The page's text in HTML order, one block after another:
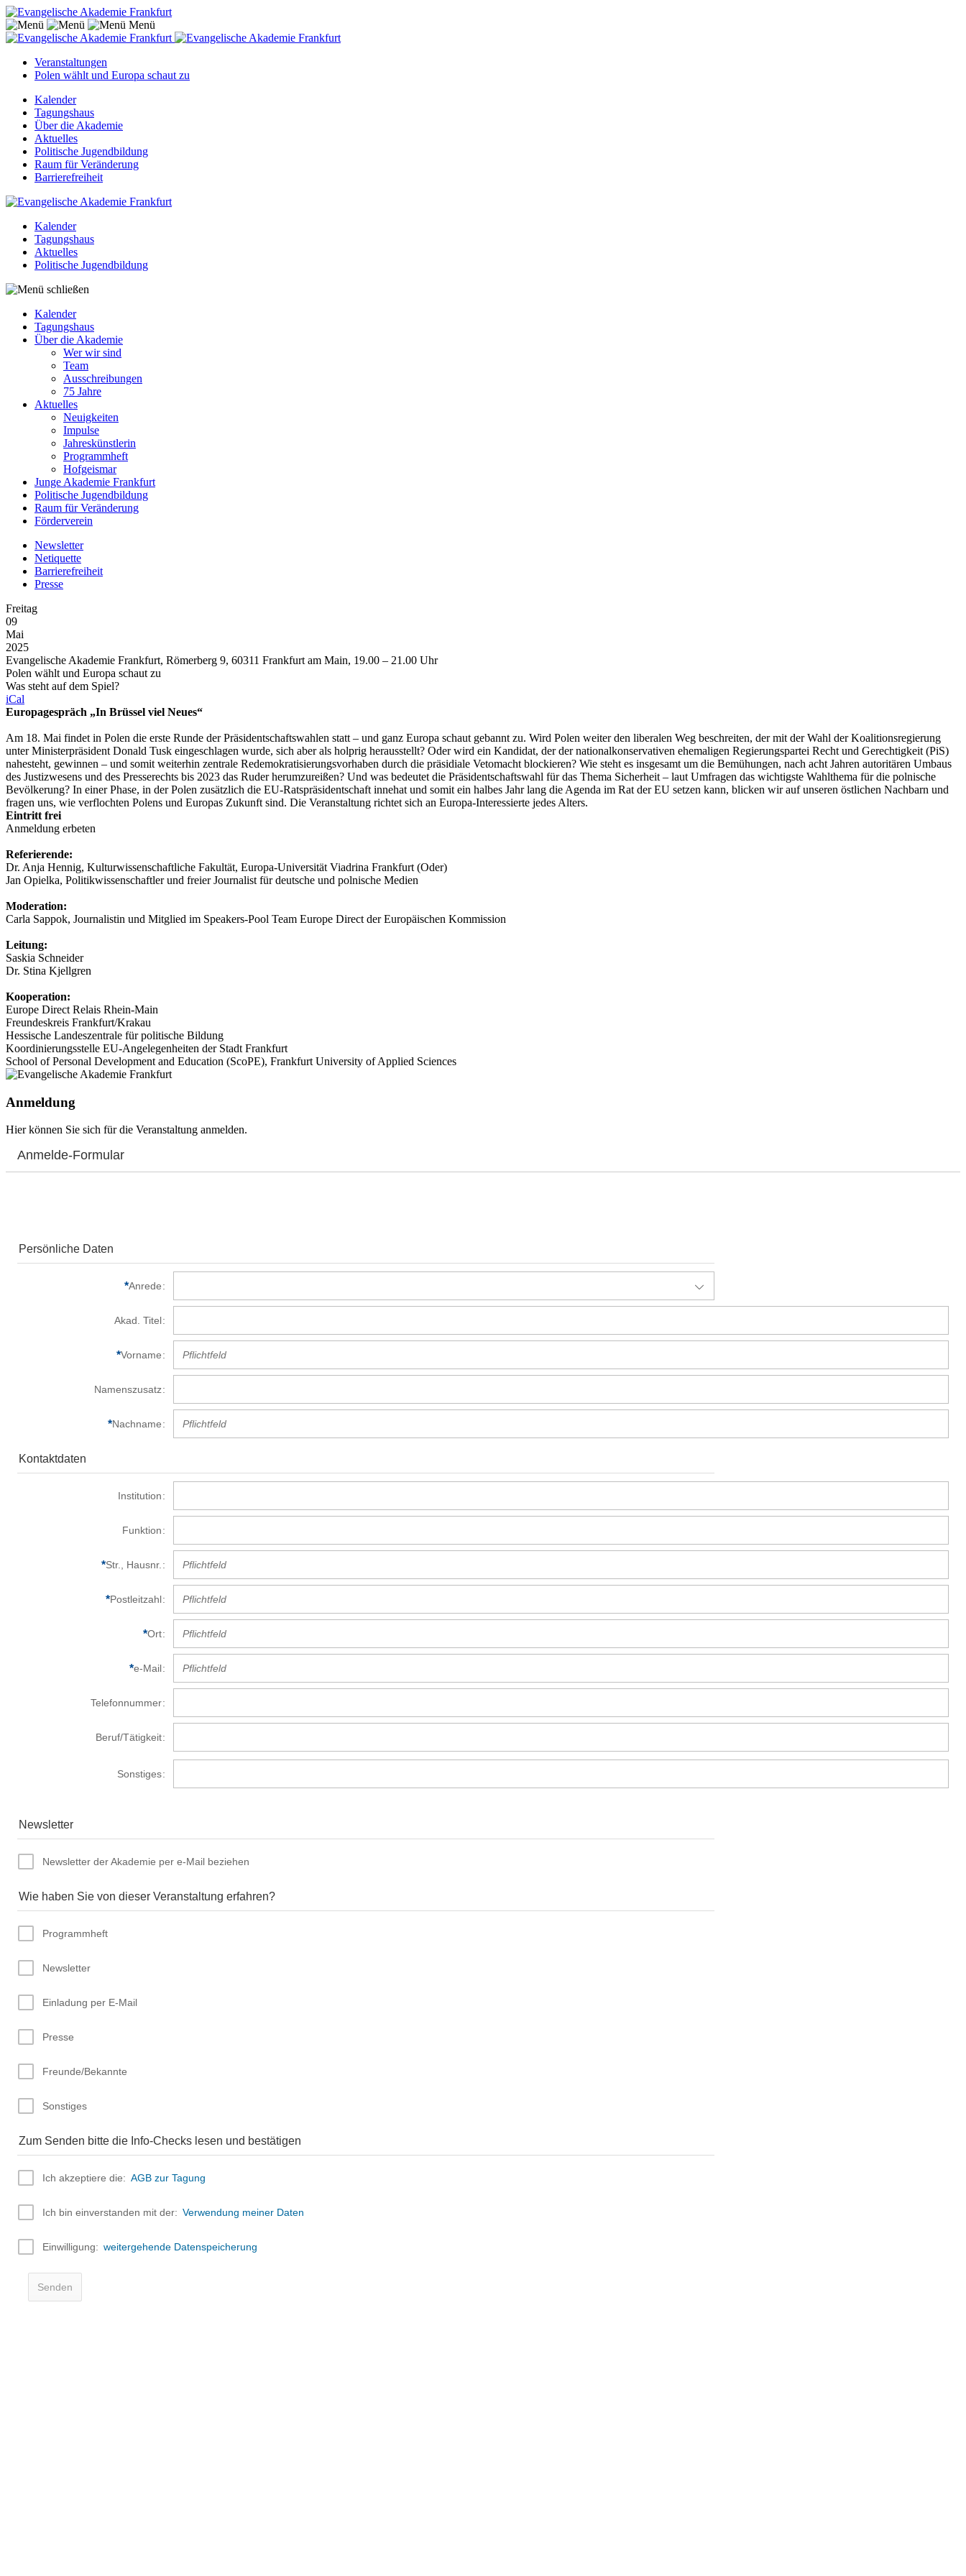
Menü
Veranstaltungen
Polen wählt und Europa schaut zu
Kalender
Tagungshaus
Über die Akademie
Aktuelles
Politische Jugendbildung
Raum für Veränderung
Barrierefreiheit
Kalender
Tagungshaus
Aktuelles
Politische Jugendbildung
Kalender
Tagungshaus
Über die Akademie
Wer wir sind
Team
Ausschreibungen
75 Jahre
Aktuelles
Neuigkeiten
Impulse
Jahreskünstlerin
Programmheft
Hofgeismar
Junge Akademie Frankfurt
Politische Jugendbildung
Raum für Veränderung
Förderverein
Newsletter
Netiquette
Barrierefreiheit
Presse
Freitag
09
Mai
2025
Evangelische Akademie Frankfurt, Römerberg 9, 60311 Frankfurt am Main, 19.00 – 21.00 Uhr
Polen wählt und Europa schaut zu
Was steht auf dem Spiel?
iCal
Europagespräch „In Brüssel viel Neues“
Am 18. Mai findet in Polen die erste Runde der Präsidentschaftswahlen statt – und ganz Europa schaut gebannt zu. Wird Polen weiter den liberalen Weg beschreiten, der mit der Wahl der Koalitionsregierung
unter Ministerpräsident Donald Tusk eingeschlagen wurde, sich aber als holprig herausstellt? Oder wird ein Kandidat, der der nationalkonservativen ehemaligen Regierungspartei Recht und Gerechtigkeit (PiS)
nahesteht, gewinnen – und somit weiterhin zentrale Redemokratisierungsvorhaben durch die präsidiale Vetomacht blockieren? Wie steht es insgesamt um die Bemühungen, nach acht Jahren autoritären Umbaus
des Justizwesens und des Presserechts bis 2023 das Ruder herumzureißen? Und was bedeutet die Präsidentschaftswahl für das Thema Sicherheit – laut Umfragen das wichtigste Wahlthema für die polnische
Bevölkerung? In einer Phase, in der Polen zusätzlich die EU-Ratspräsidentschaft innehat und somit ein halbes Jahr lang die Agenda im Rat der EU setzen kann, blicken wir auf unseren östlichen Nachbarn und
fragen uns, wie verflochten Polens und Europas Zukunft sind. Die Veranstaltung richtet sich an Europa-Interessierte jedes Alters.
Eintritt frei
Anmeldung erbeten
Referierende:
Dr. Anja Hennig, Kulturwissenschaftliche Fakultät, Europa-Universität Viadrina Frankfurt (Oder)
Jan Opielka, Politikwissenschaftler und freier Journalist für deutsche und polnische Medien
Moderation:
Carla Sappok, Journalistin und Mitglied im Speakers-Pool Team Europe Direct der Europäischen Kommission
Leitung:
Saskia Schneider
Dr. Stina Kjellgren
Kooperation:
Europe Direct Relais Rhein-Main
Freundeskreis Frankfurt/Krakau
Hessische Landeszentrale für politische Bildung
Koordinierungsstelle EU-Angelegenheiten der Stadt Frankfurt
School of Personal Development and Education (ScoPE), Frankfurt University of Applied Sciences
Anmeldung
Hier können Sie sich für die Veranstaltung anmelden.